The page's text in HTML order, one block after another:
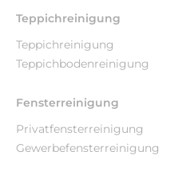
Teppichreinigung
Teppichreinigung
Teppichbodenreinigung
Fensterreinigung
Privatfensterreinigung
Gewerbefensterreinigung